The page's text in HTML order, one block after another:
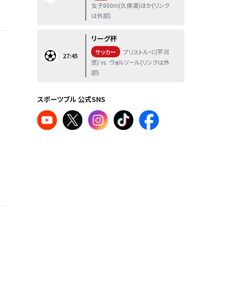
女子800m(久保凛)ほか(リンク
は外部)
27:45
リーグ杯
サッカー
ブリストル・C(平河
悠) vs. ウォルソール(リンクは外
部)
スポーツブル 公式SNS